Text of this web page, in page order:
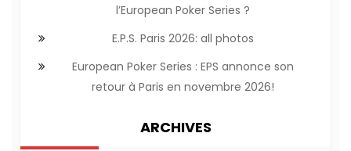
l’European Poker Series ?
E.P.S. Paris 2026: all photos
European Poker Series : EPS annonce son
retour à Paris en novembre 2026!
ARCHIVES